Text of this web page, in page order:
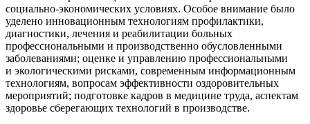
социально-экономических условиях. Особое внимание было
уделено инновационным технологиям профилактики,
диагностики, лечения и реабилитации больных
профессиональными и производственно обусловленными
заболеваниями; оценке и управлению профессиональными
и экологическими рисками, современным информационным
технологиям, вопросам эффективности оздоровительных
мероприятий; подготовке кадров в медицине труда, аспектам
здоровье сберегающих технологий в производстве.